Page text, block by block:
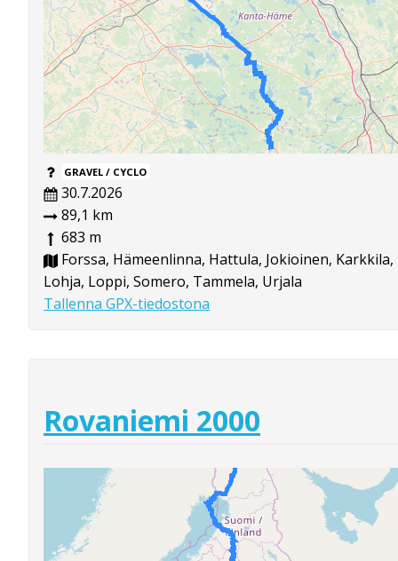
GRAVEL / CYCLO
30.7.2026
89,1 km
683 m
Forssa, Hämeenlinna, Hattula, Jokioinen, Karkkila,
Lohja, Loppi, Somero, Tammela, Urjala
Tallenna GPX-tiedostona
Rovaniemi 2000